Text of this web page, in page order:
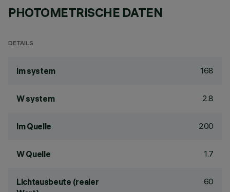
PHOTOMETRISCHE DATEN
DETAILS
lm system 168
W system 2.8
lm Quelle 200
W Quelle 1.7
Lichtausbeute (realer
60